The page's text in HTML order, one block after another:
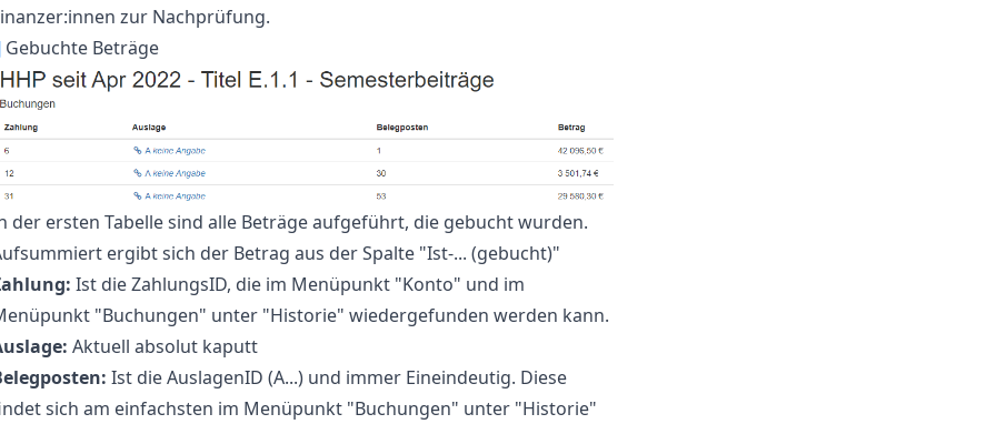
zur Nachprüfung.
Gebuchte Beträge
der ersten Tabelle sind alle Beträge aufgeführt, die gebucht wurden.
ergibt sich der Betrag aus der Spalte "Ist-... (gebucht)"
Ist die ZahlungsID, die im Menüpunkt "Konto" und im
"Buchungen" unter "Historie" wiedergefunden werden kann.
Aktuell absolut kaputt
Ist die AuslagenID (A...) und immer Eineindeutig. Diese
sich am einfachsten im Menüpunkt "Buchungen" unter "Historie"